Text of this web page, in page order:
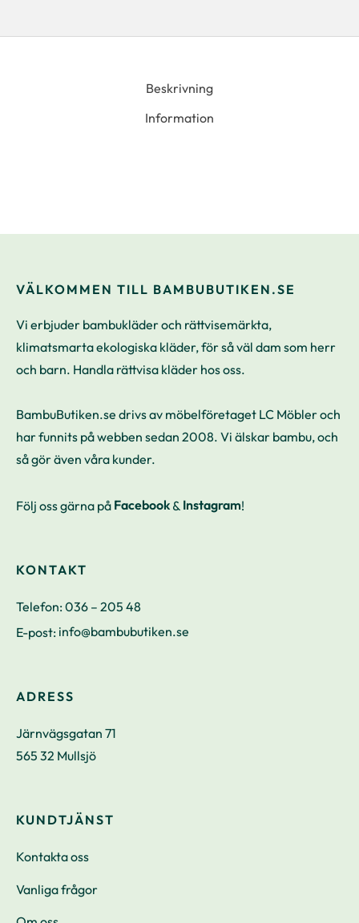
Beskrivning
Information
VÄLKOMMEN TILL BAMBUBUTIKEN.SE
Vi erbjuder bambukläder och rättvisemärkta,
klimatsmarta ekologiska kläder, för så väl dam som herr
och barn. Handla rättvisa kläder hos oss.
BambuButiken.se drivs av möbelföretaget LC Möbler och
har funnits på webben sedan 2008. Vi älskar bambu, och
så gör även våra kunder.
Följ oss gärna på Facebook& Instagram!
KONTAKT
Telefon:036 – 205 48
E-post: info@bambubutiken.se
ADRESS
Järnvägsgatan 71
565 32 Mullsjö
KUNDTJÄNST
Kontakta oss
Vanliga frågor